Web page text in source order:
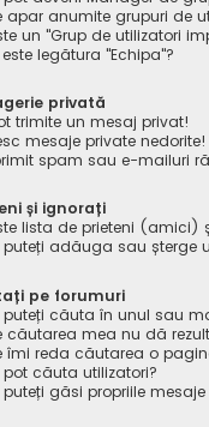
apar anumite grupuri de
un "Grup de utilizatori
legătura "Echipa"?
privată
trimite un mesaj privat!
mesaje private nedorite!
spam sau e-mailuri
și ignorați
lista de prieteni
adăuga sau șterge
pe forumuri
căuta în unul sau
căutarea mea nu dă
îmi reda căutarea o
căuta utilizatori?
găsi propriile mesaje